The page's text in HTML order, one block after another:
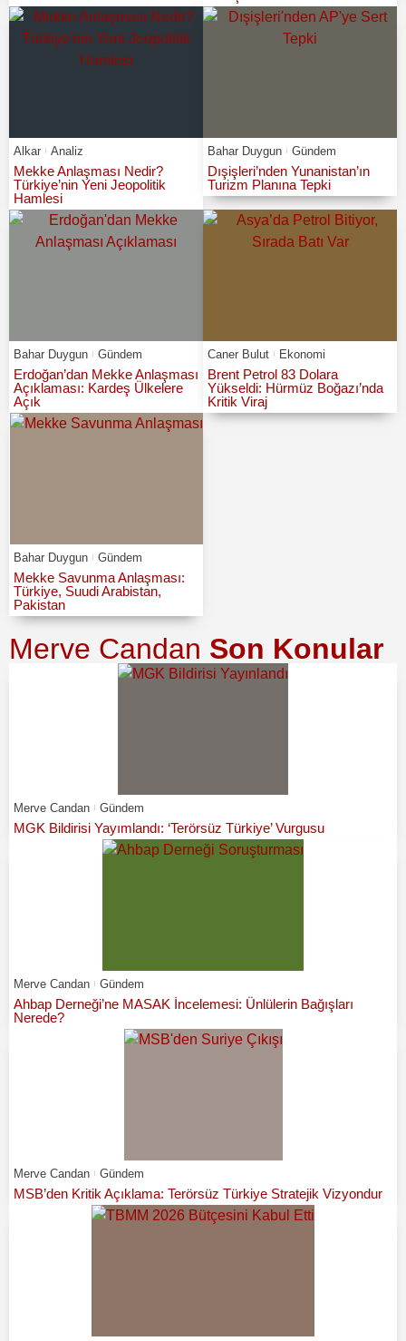
Alkar Analiz
Mekke Anlaşması Nedir?
Türkiye’nin Yeni Jeopolitik
Hamlesi
Bahar Duygun Gündem
Dışişleri’nden Yunanistan’ın
Turizm Planına Tepki
Bahar Duygun Gündem
Erdoğan’dan Mekke Anlaşması
Açıklaması: Kardeş Ülkelere
Açık
Caner Bulut Ekonomi
Brent Petrol 83 Dolara
Yükseldi: Hürmüz Boğazı’nda
Kritik Viraj
Bahar Duygun Gündem
Mekke Savunma Anlaşması:
Türkiye, Suudi Arabistan,
Pakistan
Merve Candan Son Konular
Merve Candan Gündem
MGK Bildirisi Yayımlandı: ‘Terörsüz Türkiye’ Vurgusu
Merve Candan Gündem
Ahbap Derneği’ne MASAK İncelemesi: Ünlülerin Bağışları
Nerede?
Merve Candan Gündem
MSB’den Kritik Açıklama: Terörsüz Türkiye Stratejik Vizyondur